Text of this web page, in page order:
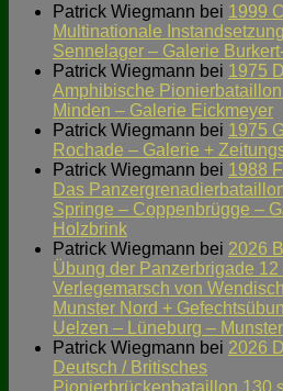
Patrick Wiegmann bei 1999
Multinationale
Sennelager – Galerie
Patrick Wiegmann bei 1975
Amphibische
Minden – Galerie Eickmeyer
Patrick Wiegmann bei 1975
Rochade – Galerie +
Patrick Wiegmann bei 1988
Das
Springe – Coppenbrügge –
Holzbrink
Patrick Wiegmann bei 2026
Übung der Panzerbrigade 12
Verlegemarsch von
Munster Nord +
Uelzen – Lüneburg – Munster
Patrick Wiegmann bei 2026
Deutsch / Britisches
Pionierbrückenbataillon 130